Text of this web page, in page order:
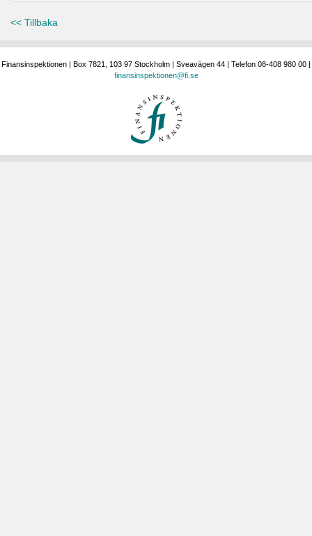
<< Tillbaka
Finansinspektionen | Box 7821, 103 97 Stockholm | Sveavägen 44 | Telefon 08-408 980 00 |
finansinspektionen@fi.se